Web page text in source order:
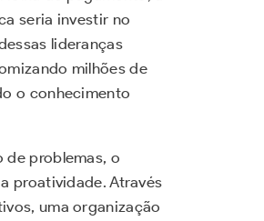
seria investir no
lideranças
milhões de
o conhecimento
de problemas, o
proatividade. Através
uma organização